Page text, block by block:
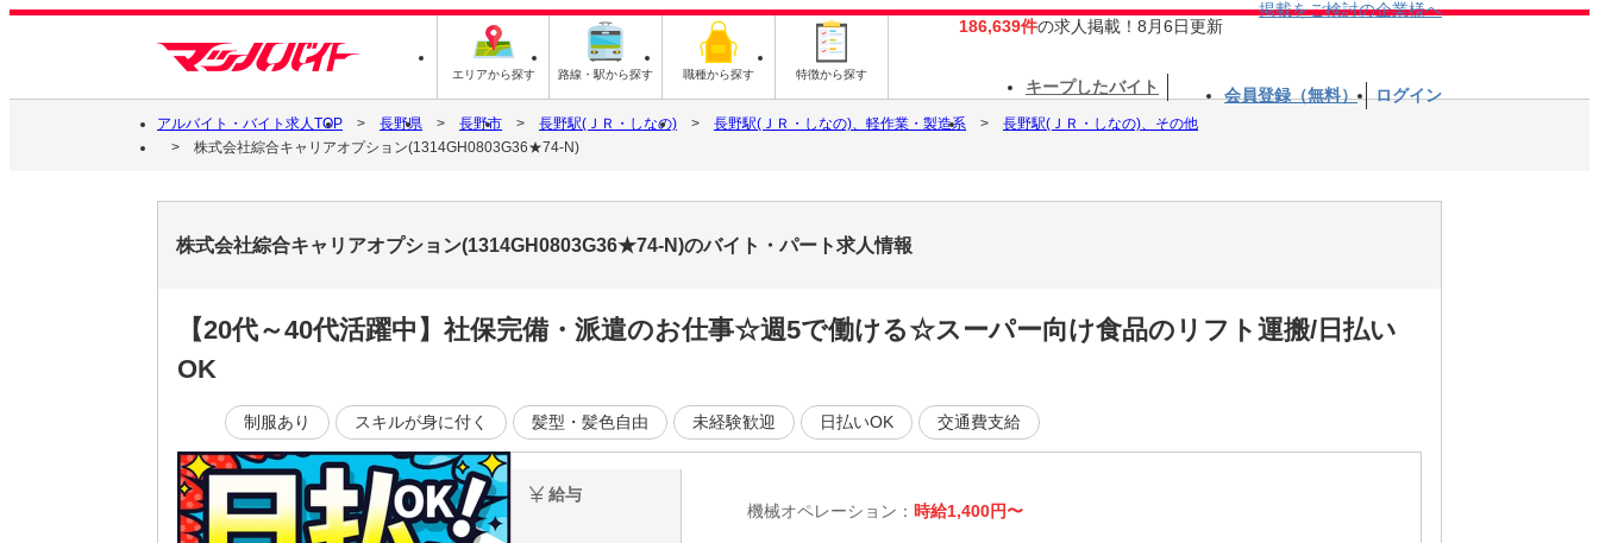
エリアから探す 路線・駅から探す 職種から探す 特徴から探す
186,639件の求人掲載！8月6日更新
掲載をご検討の企業様へ
キープしたバイト 会員登録（無料） ログイン
アルバイト・バイト求人TOP 長野県 長野市 長野駅(ＪＲ・しなの) 長野駅(ＪＲ・しなの)、軽作業・製造系
長野駅(ＪＲ・しなの)、その他
株式会社綜合キャリアオプション(1314GH0803G36★74-N)
株式会社綜合キャリアオプション(1314GH0803G36★74-N)のバイト・パート求人情報
【20代～40代活躍中】社保完備・派遣のお仕事☆週5で働ける☆スーパー向け食品のリフト運搬/日払い
OK
制服あり スキルが身に付く 髪型・髪色自由 未経験歓迎 日払いOK 交通費支給
給与
機械オペレーション： 時給1,400円〜